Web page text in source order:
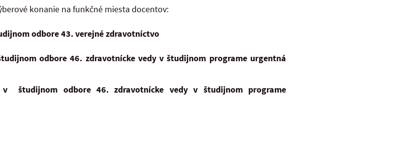
konanie na funkčné miesta docentov:
odbore 43. verejné zdravotníctvo
odbore 46. zdravotnícke vedy v študijnom programe urgentná
študijnom odbore 46. zdravotnícke vedy v študijnom programe